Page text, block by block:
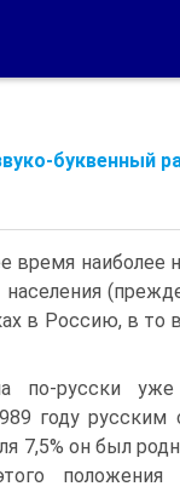
буквенный
время наиболее
в Россию, в то
по-русски
году русским
7,5% он был